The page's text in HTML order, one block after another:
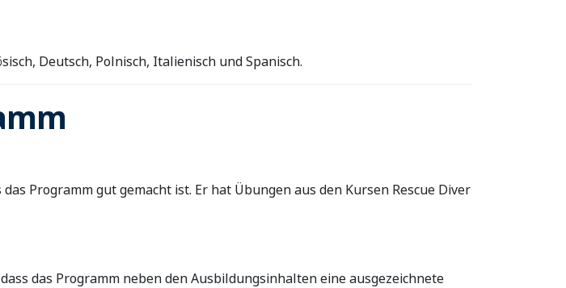
Deutsch, Polnisch, Italienisch und Spanisch.
Programm gut gemacht ist. Er hat Übungen aus den Kursen Rescue Diver
das Programm neben den Ausbildungsinhalten eine ausgezeichnete